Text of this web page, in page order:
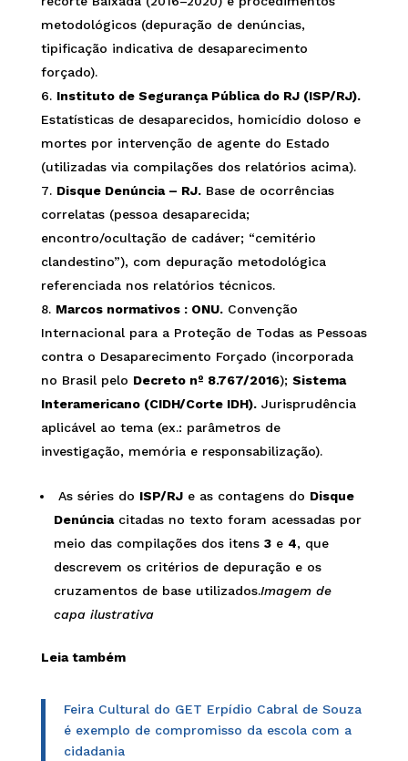
metodológicos (depuração de denúncias,
tipificação indicativa de desaparecimento
forçado).
Instituto de Segurança Pública do RJ (ISP/RJ).
Estatísticas de desaparecidos, homicídio doloso e
mortes por intervenção de agente do Estado
(utilizadas via compilações dos relatórios acima).
Disque Denúncia – RJ.Base de ocorrências
correlatas (pessoa desaparecida;
encontro/ocultação de cadáver; “cemitério
clandestino”), com depuração metodológica
referenciada nos relatórios técnicos.
Marcos normativos : ONU.Convenção
Internacional para a Proteção de Todas as Pessoas
contra o Desaparecimento Forçado (incorporada
no Brasil pelo Decreto nº 8.767/2016); Sistema
Interamericano (CIDH/Corte IDH).Jurisprudência
aplicável ao tema (ex.: parâmetros de
investigação, memória e responsabilização).
As séries do ISP/RJe as contagens do Disque
Denúnciacitadas no texto foram acessadas por
meio das compilações dos itens 3e 4, que
descrevem os critérios de depuração e os
cruzamentos de base utilizados.Imagem de
capa ilustrativa
Leia também
Feira Cultural do GET Erpídio Cabral de Souza
é exemplo de compromisso da escola com a
cidadania